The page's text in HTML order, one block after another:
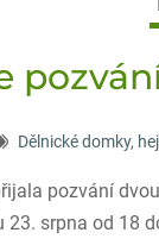
Dělnické domky,
pozvání
srpna od 18